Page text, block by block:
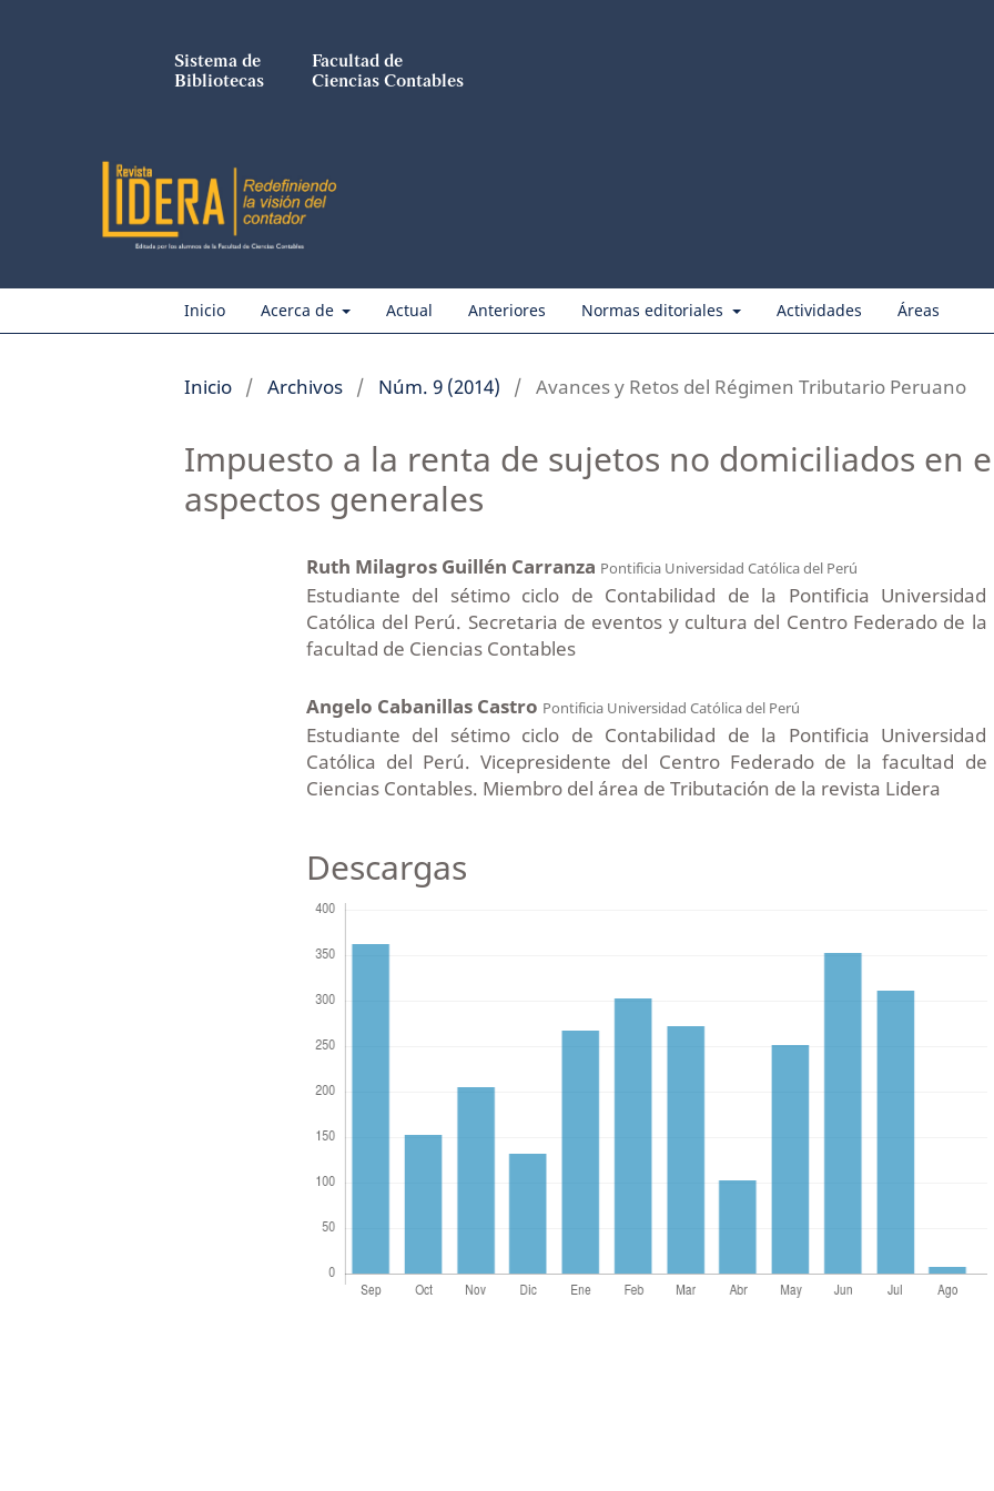
Sistema de
Bibliotecas
Facultad de
Ciencias Contables
Inicio Acerca de Actual Anteriores Normas editoriales Actividades Áreas
Inicio / Archivos / Núm. 9 (2014) / Avances y Retos del Régimen Tributario Peruano
Impuesto a la renta de sujetos no domiciliados en
aspectos generales
Ruth Milagros Guillén Carranza Pontificia Universidad Católica del Perú
Estudiante del sétimo ciclo de Contabilidad de la Pontificia Universidad
Católica del Perú. Secretaria de eventos y cultura del Centro Federado de la
facultad de Ciencias Contables
Angelo Cabanillas Castro Pontificia Universidad Católica del Perú
Estudiante del sétimo ciclo de Contabilidad de la Pontificia Universidad
Católica del Perú. Vicepresidente del Centro Federado de la facultad de
Ciencias Contables. Miembro del área de Tributación de la revista Lidera
Descargas